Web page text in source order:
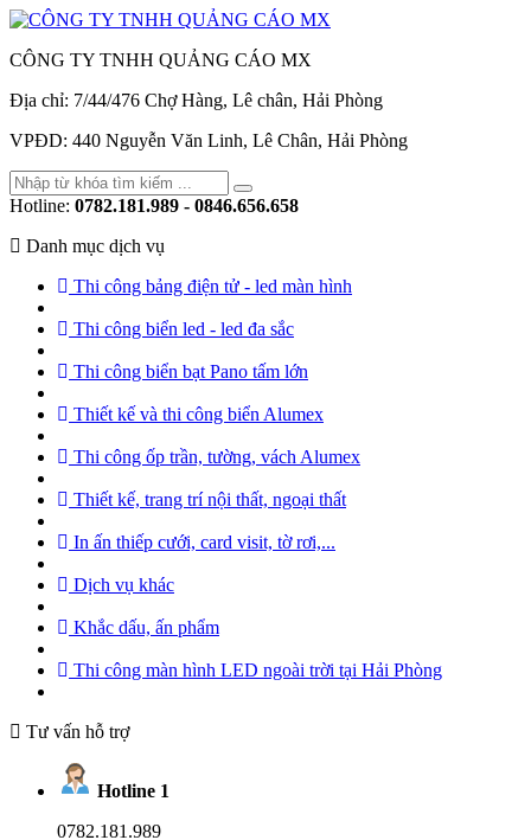
CÔNG TY TNHH QUẢNG CÁO MX
Địa chỉ: 7/44/476 Chợ Hàng, Lê chân, Hải Phòng
VPĐD: 440 Nguyễn Văn Linh, Lê Chân, Hải Phòng
Hotline: 0782.181.989 - 0846.656.658
Danh mục dịch vụ
Thi công bảng điện tử - led màn hình
Thi công biển led - led đa sắc
Thi công biển bạt Pano tấm lớn
Thiết kế và thi công biển Alumex
Thi công ốp trần, tường, vách Alumex
Thiết kế, trang trí nội thất, ngoại thất
In ấn thiếp cưới, card visit, tờ rơi,...
Dịch vụ khác
Khắc dấu, ấn phẩm
Thi công màn hình LED ngoài trời tại Hải Phòng
Tư vấn hỗ trợ
Hotline 1
0782.181.989